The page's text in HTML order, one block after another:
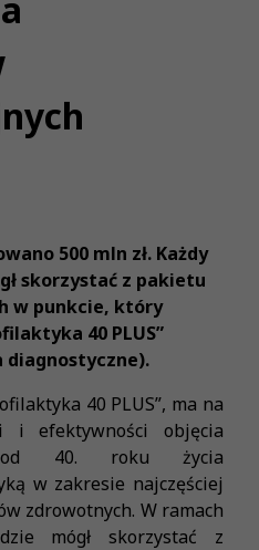
500 mln zł. Każdy
skorzystać z pakietu
w punkcie, który
40 PLUS”
40 PLUS”, ma na
i efektywności objęcia
od 40. roku życia
w zakresie najczęściej
zdrowotnych. W ramach
mógł skorzystać z